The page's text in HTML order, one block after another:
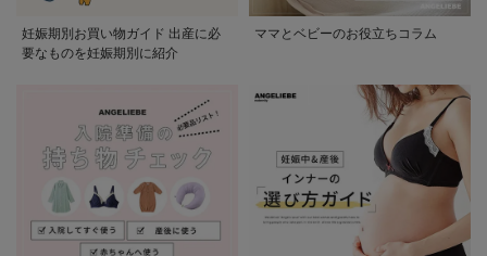
妊娠期別お買い物ガイド 出産に必
要なものを妊娠期別に紹介
ママとベビーのお役立ちコラム